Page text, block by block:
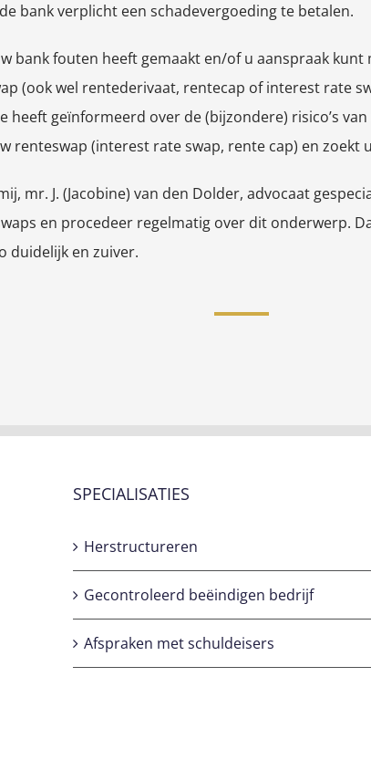
bank verplicht een schadevergoeding te betalen.
bank fouten heeft gemaakt en/of u aanspraak
(ook wel rentederivaat, rentecap of interest rate
heeft geïnformeerd over de (bijzondere) risico’s
renteswap (interest rate swap, rente cap) en zoekt
mr. J. (Jacobine) van den Dolder, advocaat
en procedeer regelmatig over dit onderwerp.
duidelijk en zuiver.
SPECIALISATIES
Herstructureren
Gecontroleerd beëindigen bedrijf
Afspraken met schuldeisers